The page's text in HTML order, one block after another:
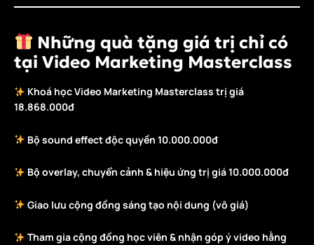
Những quà tặng giá trị chỉ có
tại Video Marketing Masterclass
Khoá học Video Marketing Masterclass trị giá
18.868.000đ
Bộ sound effect độc quyền 10.000.000đ
Bộ overlay, chuyển cảnh & hiệu ứng trị giá 10.000.000đ
Giao lưu cộng đồng sáng tạo nội dung (vô giá)
Tham gia cộng đồng học viên & nhận góp ý video hằng